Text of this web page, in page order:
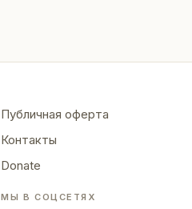
Публичная оферта
Контакты
Donate
МЫ В СОЦСЕТЯХ